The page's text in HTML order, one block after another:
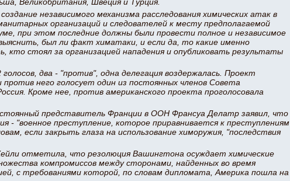
независимого механизма расследования химических атак в
организаций и следователей к месту предполагаемой
при этом последние должны были провести полное и независимое
был ли факт химатаки, и если да, то какие именно
кто стоял за организацией нападения и опубликовать результаты
два - "против", одна делегация воздержалась. Проект
него голосует один из постоянных членов Совета
Кроме нее, против американского проекта проголосовала
представитель Франции в ООН Франсуа Делатр заявил, что
- "военное преступление, которое приравнивается к преступлениям
если закрыть глаза на использование химоружия, "последствия
отметила, что резолюция Вашингтона осуждает химические
компромиссов между сторонами, найденных во время
с требованиями которой, по словам дипломата, Америка пошла на